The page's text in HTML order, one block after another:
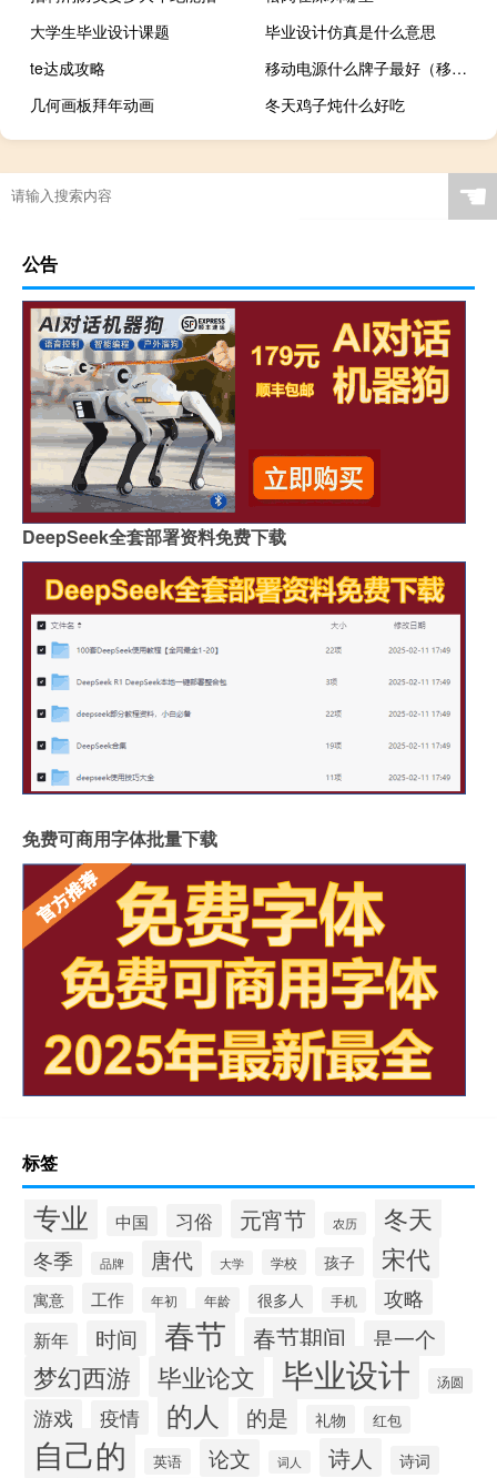
大学生毕业设计课题
毕业设计仿真是什么意思
te达成攻略
移动电源什么牌子最好（移动电源什么牌子好）
几何画板拜年动画
冬天鸡子炖什么好吃
☚
公告
DeepSeek全套部署资料免费下载
免费可商用字体批量下载
标签
专业 中国 习俗 元宵节 农历 冬天
冬季 品牌 唐代 大学 学校 孩子 宋代
寓意 工作 年初 年龄 很多人 手机 攻略
新年 时间 春节 春节期间 是一个
梦幻西游 毕业论文 毕业设计 汤圆
游戏 疫情 的人 的是 礼物 红包
自己的 英语 论文 词人 诗人 诗词